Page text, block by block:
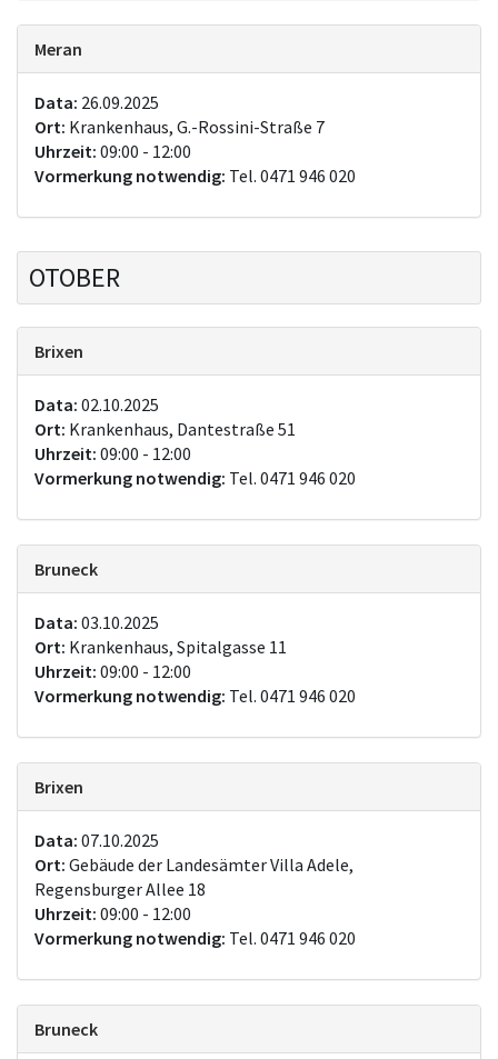
Meran
Data: 26.09.2025
Ort: Krankenhaus, G.-Rossini-Straße 7
Uhrzeit: 09:00 - 12:00
Vormerkung notwendig: Tel. 0471 946 020
OTOBER
Brixen
Data: 02.10.2025
Ort: Krankenhaus, Dantestraße 51
Uhrzeit: 09:00 - 12:00
Vormerkung notwendig: Tel. 0471 946 020
Bruneck
Data: 03.10.2025
Ort: Krankenhaus, Spitalgasse 11
Uhrzeit: 09:00 - 12:00
Vormerkung notwendig: Tel. 0471 946 020
Brixen
Data: 07.10.2025
Ort: Gebäude der Landesämter Villa Adele,
Regensburger Allee 18
Uhrzeit: 09:00 - 12:00
Vormerkung notwendig: Tel. 0471 946 020
Bruneck